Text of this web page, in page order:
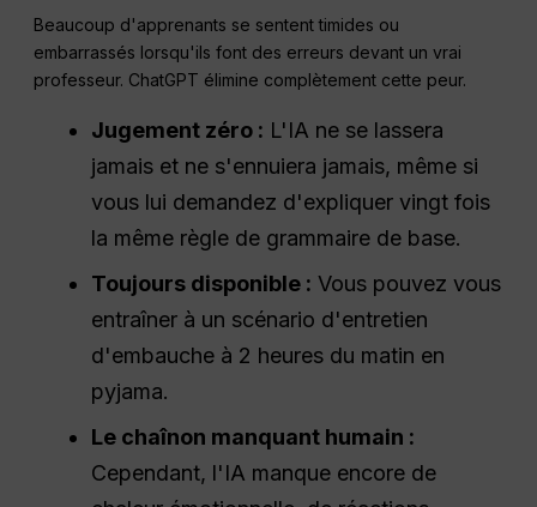
Beaucoup d'apprenants se sentent timides ou
embarrassés lorsqu'ils font des erreurs devant un vrai
professeur. ChatGPT élimine complètement cette peur.
Jugement zéro : L'IA ne se lassera
jamais et ne s'ennuiera jamais, même si
vous lui demandez d'expliquer vingt fois
la même règle de grammaire de base.
Toujours disponible : Vous pouvez vous
entraîner à un scénario d'entretien
d'embauche à 2 heures du matin en
pyjama.
Le chaînon manquant humain :
Cependant, l'IA manque encore de